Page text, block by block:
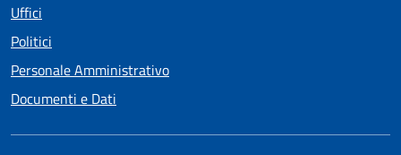
Uffici
Politici
Personale Amministrativo
Documenti e Dati